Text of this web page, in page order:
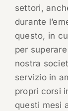
settori,
durante
questo, in
per
nostra
servizio in
propri corsi
questi mesi